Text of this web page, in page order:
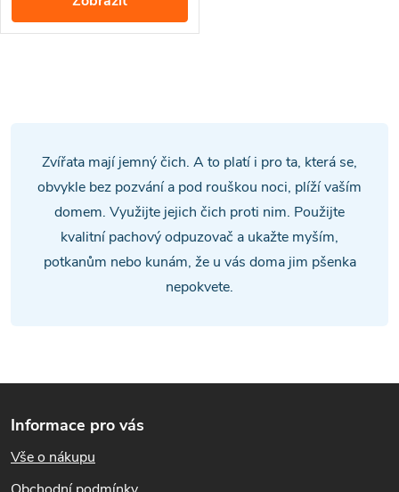
80 nosičů.
v
k
Zvířata mají jemný čich. A to platí i pro ta, která se,
obvykle bez pozvání a pod rouškou noci, plíží vaším
domem. Využijte jejich čich proti nim. Použijte
kvalitní pachový odpuzovač a ukažte myším,
potkanům nebo kunám, že u vás doma jim pšenka
nepokvete.
á
p
Informace pro vás
Vše o nákupu